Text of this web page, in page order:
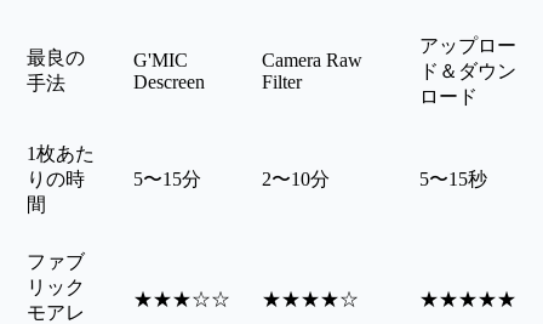
最良の
手法
G'MIC
Descreen
Camera Raw
Filter
アップロー
ド＆ダウン
ロード
1枚あた
りの時
間
5〜15分 2〜10分 5〜15秒
ファブ
リック
モアレ
★★★☆☆ ★★★★☆ ★★★★★